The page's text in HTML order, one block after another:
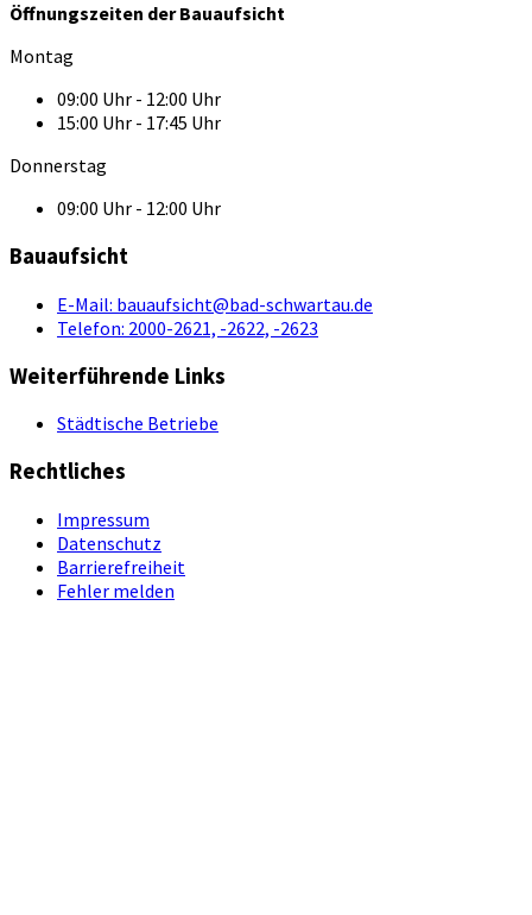
Öffnungszeiten der Bauaufsicht
Montag
09:00 Uhr - 12:00 Uhr
15:00 Uhr - 17:45 Uhr
Donnerstag
09:00 Uhr - 12:00 Uhr
Bauaufsicht
E-Mail: bauaufsicht@bad-schwartau.de
Telefon: 2000-2621, -2622, -2623
Weiterführende Links
Städtische Betriebe
Rechtliches
Impressum
Datenschutz
Barrierefreiheit
Fehler melden